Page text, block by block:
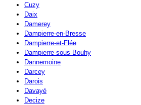
Cuzy
Daix
Damerey
Dampierre-en-Bresse
Dampierre-et-Flée
Dampierre-sous-Bouhy
Dannemoine
Darcey
Darois
Davayé
Decize